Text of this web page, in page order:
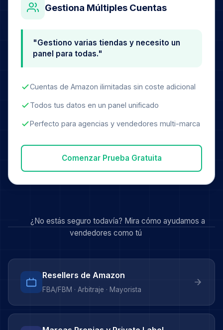
Gestiona Múltiples Cuentas
"Gestiono varias tiendas y necesito un
panel para todas."
Cuentas de Amazon ilimitadas sin coste adicional
Todos tus datos en un panel unificado
Perfecto para agencias y vendedores multi-marca
Comenzar Prueba Gratuita
¿No estás seguro todavía? Mira cómo ayudamos a
vendedores como tú
Resellers de Amazon
FBA/FBM · Arbitraje · Mayorista